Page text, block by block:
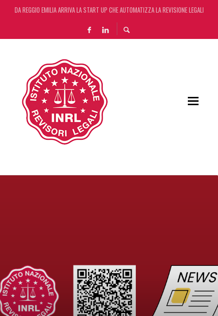
DA REGGIO EMILIA ARRIVA LA START UP CHE AUTOMATIZZA LA REVISIONE LEGALE
DA REGGIO EMILIA ARRIVA LA START UP CHE AUTOMATIZZA LA REVISIONE LEGALE
DECRETO OMNIBUS: CON IL CONCORDATO UNO ‘SCUDO’ FISCALE DI 4 ANNI